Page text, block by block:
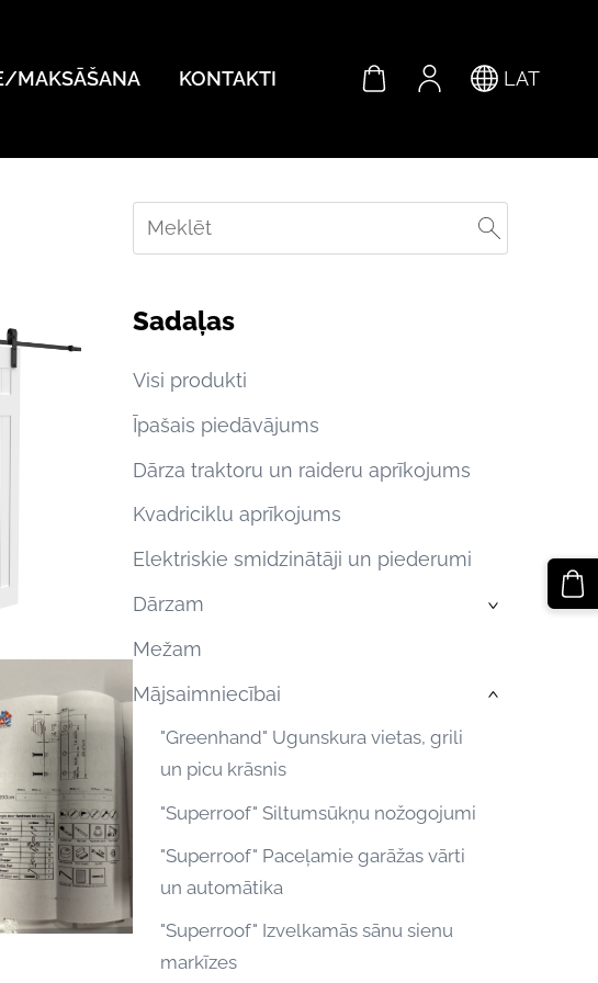
MAKSĀŠANA KONTAKTI LAT
Sadaļas
Visi produkti
Īpašais piedāvājums
Dārza traktoru un raideru aprīkojums
Kvadriciklu aprīkojums
Elektriskie smidzinātāji un piederumi
Dārzam
›
Mežam
Mājsaimniecībai
"Greenhand" Ugunskura vietas, grili
un picu krāsnis
"Superroof" Siltumsūkņu nožogojumi
"Superroof" Paceļamie garāžas vārti
un automātika
"Superroof" Izvelkamās sānu sienu
markīzes
›